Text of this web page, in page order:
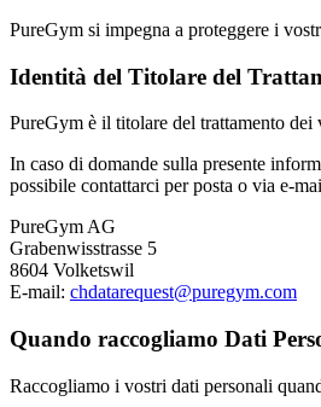
PureGym si impegna a proteggere i
Identità del Titolare del
PureGym è il titolare del trattamento dei
In caso di domande sulla presente
possibile contattarci per posta o via e-
PureGym AG
Grabenwisstrasse 5
8604 Volketswil
E-mail: chdatarequest@puregym.com
Quando raccogliamo Dati
Raccogliamo i vostri dati personali